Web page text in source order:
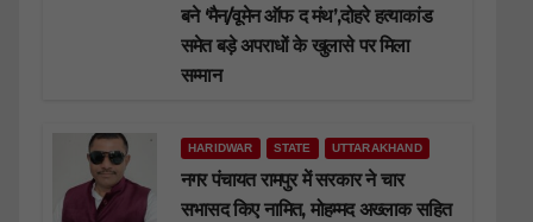
बने ‘मैन/वूमेन ऑफ द मंथ’,दोहरे हत्याकांड
समेत बड़े अपराधों के खुलासे पर मिला
सम्मान
HARIDWAR STATE UTTARAKHAND
नगर पंचायत रामपुर में सरकार ने चार
सभासद किए नामित, मोहम्मद अख्लाक सहित